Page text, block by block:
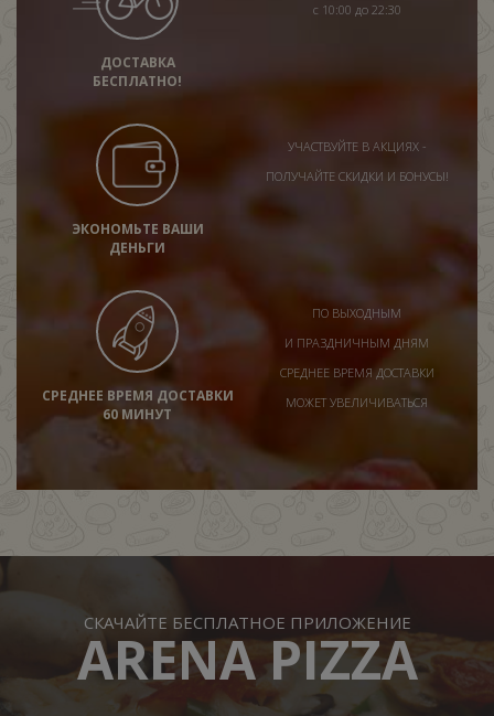
ДОСТАВКА
БЕСПЛАТНО!
с 10:00 до 22:30
ЭКОНОМЬТЕ ВАШИ
ДЕНЬГИ
УЧАСТВУЙТЕ В АКЦИЯХ -
ПОЛУЧАЙТЕ СКИДКИ И БОНУСЫ!
СРЕДНЕЕ ВРЕМЯ ДОСТАВКИ
60 МИНУТ
ПО ВЫХОДНЫМ
И ПРАЗДНИЧНЫМ ДНЯМ
СРЕДНЕЕ ВРЕМЯ ДОСТАВКИ
МОЖЕТ УВЕЛИЧИВАТЬСЯ
СКАЧАЙТЕ БЕСПЛАТНОЕ ПРИЛОЖЕНИЕ
ARENA PIZZA